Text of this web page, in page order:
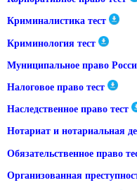
Криминалистика тест
Криминология тест
Муниципальное право
Налоговое право тест
Наследственное право тест
Нотариат и нотариальная
Обязательственное право
Организованная